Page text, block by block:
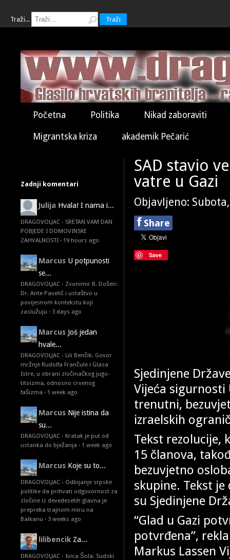
Traži... Traži
Početna Politika Nikad zaboraviti
Migrantska kriza akademik Pečarić
Zadnji komentari
Julija Hvala! I nama i...
DRAGOVOLJAC - SRETAN VAM DAN
POBJEDE I DOMOVINSKE
ZAHVALNOSTI · 19 hours ago
Marcus U potpunosti
se...
DRAGOVOLJAC - Zvonimir R. Došen:
Dr. Ante Pavelić i ustaštvo u
povijesnom kontekstu koji
zaslužuju · 3 days ago
Marcus Još jedan
hvale...
DRAGOVOLJAC - Lili Benčik: Govor
mržnje Rudolfa Frančule i Glasa
Istre, u obrani zločinačkog jugo-
titoizma, odnosno crvenog
fašizma · 1 week ago
Marcus Nije istina da
su...
DRAGOVOLJAC - Kratak je put od
ustanka do bježanja · 1 week ago
Marcus Koje su to...
DRAGOVOLJAC - Odbijanje srpske
politike da prihvati odgovornost za
zločine iz devedesetih glavna je
prepreka trajnom miru na
Balkanu · 3 weeks ago
lilibencik Za...
DRAGOVOLJAC - Ivica Šola: Sudski
SAD stavio
vatre u Gazi
Objavljeno:
f Share
Save
Sjedinjene
Vijeća sigurnosti
trenutni,
izraelskih
Tekst rezolucije,
15 članova,
bezuvjetno
skupine. Tekst
su Sjedinjene
“Glad u Gazi
potvrđena”,
Markus Lassen